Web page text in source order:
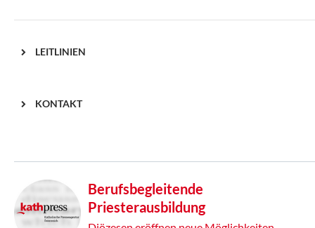
LEITLINIEN
KONTAKT
Berufsbegleitende
Priesterausbildung